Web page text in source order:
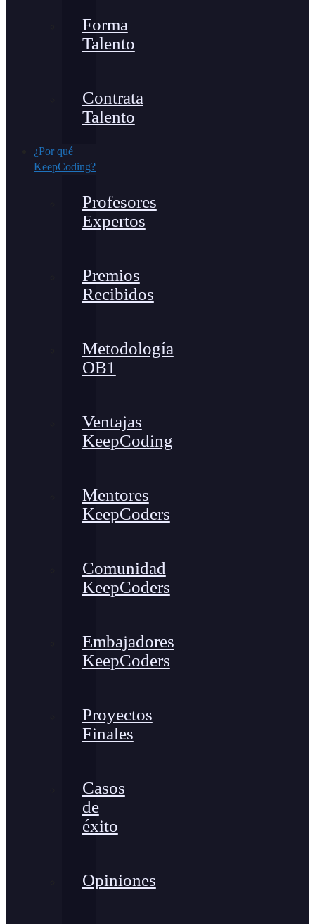
Forma
Talento
Contrata
Talento
¿Por qué
KeepCoding?
Profesores
Expertos
Premios
Recibidos
Metodología
OB1
Ventajas
KeepCoding
Mentores
KeepCoders
Comunidad
KeepCoders
Embajadores
KeepCoders
Proyectos
Finales
Casos
de
éxito
Opiniones